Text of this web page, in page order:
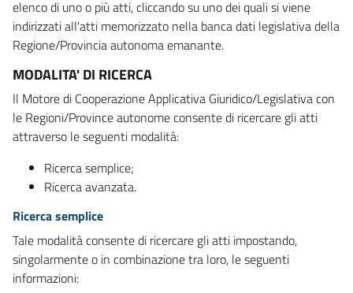
elenco di uno o più atti, cliccando su uno dei quali si viene
indirizzati all'atti memorizzato nella banca dati legislativa della
Regione/Provincia autonoma emanante.
MODALITA' DI RICERCA
Il Motore di Cooperazione Applicativa Giuridico/Legislativa con
le Regioni/Province autonome consente di ricercare gli atti
attraverso le seguenti modalità:
Ricerca semplice;
Ricerca avanzata.
Ricerca semplice
Tale modalità consente di ricercare gli atti impostando,
singolarmente o in combinazione tra loro, le seguenti
informazioni: